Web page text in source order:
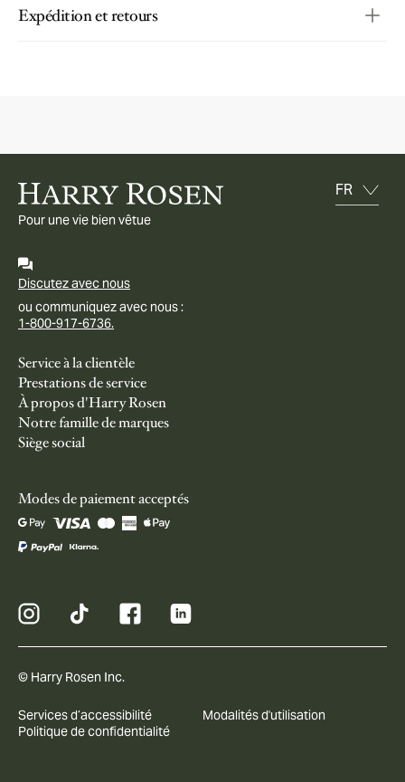
Expédition et retours
Pour une vie bien vêtue
Discutez avec nous
ou communiquez avec nous :
1-800-917-6736.
Service à la clientèle
Prestations de service
À propos d'Harry Rosen
Notre famille de marques
Siège social
Modes de paiement acceptés
© Harry Rosen Inc.
Services d’accessibilité
Modalités d'utilisation
Politique de confidentialité